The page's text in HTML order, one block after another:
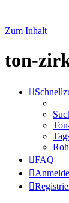
Zum Inhalt
ton-
FAQ